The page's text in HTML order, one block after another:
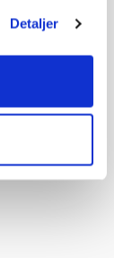
Detaljer